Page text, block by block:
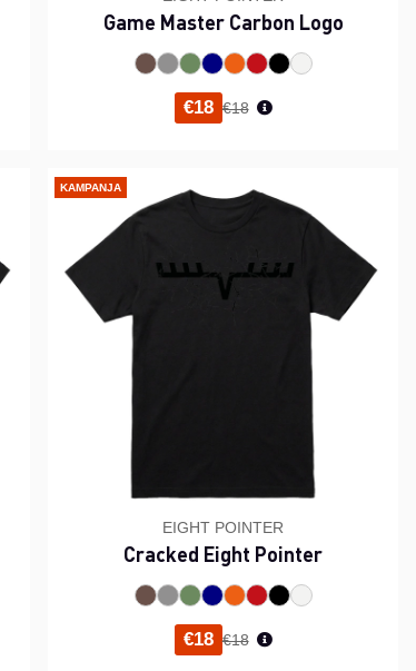
Game Master Carbon Logo
€18 Normaali hinta
€18
KAMPANJA
EIGHT POINTER
Cracked Eight Pointer
€18 Normaali hinta
€18